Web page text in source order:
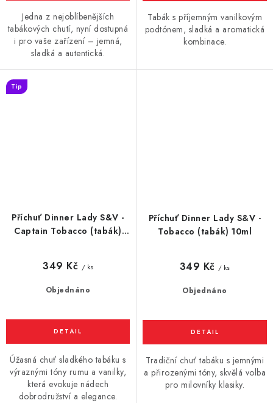
Jedna z nejoblíbenějších
tabákových chutí, nyní dostupná
i pro vaše zařízení – jemná,
sladká a autentická.
Tabák s příjemným vanilkovým
podtónem, sladká a aromatická
kombinace.
Příchuť Dinner Lady S&V -
Captain Tobacco (tabák)
Tip
Objednáno
349 Kč / ks
Úžasná chuť sladkého tabáku s
výraznými tóny rumu a vanilky,
která evokuje nádech
dobrodružství a elegance.
Příchuť Dinner Lady S&V -
Tobacco (tabák) 10ml
Objednáno
349 Kč / ks
Tradiční chuť tabáku s jemnými
a přirozenými tóny, skvělá volba
pro milovníky klasiky.